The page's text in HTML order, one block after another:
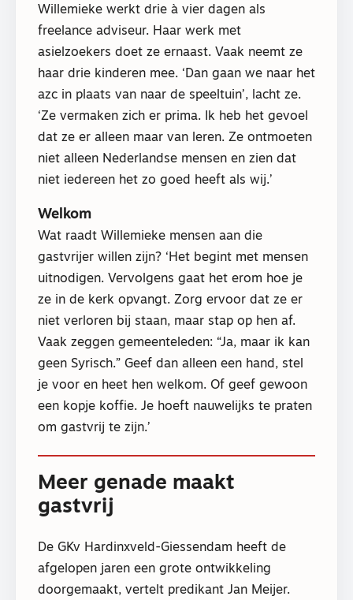
Willemieke werkt drie à vier dagen als
freelance adviseur. Haar werk met
asielzoekers doet ze ernaast. Vaak neemt ze
haar drie kinderen mee. ‘Dan gaan we naar het
azc in plaats van naar de speeltuin’, lacht ze.
‘Ze vermaken zich er prima. Ik heb het gevoel
dat ze er alleen maar van leren. Ze ontmoeten
niet alleen Nederlandse mensen en zien dat
niet iedereen het zo goed heeft als wij.’
Welkom
Wat raadt Willemieke mensen aan die
gastvrijer willen zijn? ‘Het begint met mensen
uitnodigen. Vervolgens gaat het erom hoe je
ze in de kerk opvangt. Zorg ervoor dat ze er
niet verloren bij staan, maar stap op hen af.
Vaak zeggen gemeenteleden: “Ja, maar ik kan
geen Syrisch.” Geef dan alleen een hand, stel
je voor en heet hen welkom. Of geef gewoon
een kopje koffie. Je hoeft nauwelijks te praten
om gastvrij te zijn.’
Meer genade maakt
gastvrij
De GKv Hardinxveld-Giessendam heeft de
afgelopen jaren een grote ontwikkeling
doorgemaakt, vertelt predikant Jan Meijer.